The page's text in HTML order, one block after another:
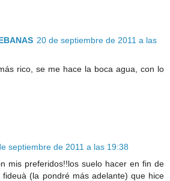
20 de septiembre de 2011 a las
rico, se me hace la boca agua, con lo
septiembre de 2011 a las 19:38
mis preferidos!!los suelo hacer en fin de
fideuà (la pondré más adelante) que hice